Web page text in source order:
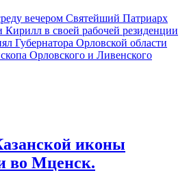
вечером Святейший Патриарх
Кирилл в своей рабочей резиденции
Губернатора Орловской области
Орловского и Ливенского
иконы
во Мценск.